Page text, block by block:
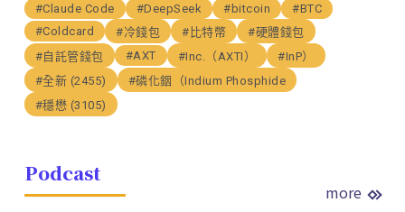
#Claude Code
#DeepSeek #bitcoin
#BTC
#Coldcard
#冷錢包 #比特幣
#硬體錢包
#自託管錢包
#AXT #Inc.（AXTI）
#InP）
#全新 (2455)
#磷化銦（Indium Phosphide
#穩懋 (3105)
Podcast
more